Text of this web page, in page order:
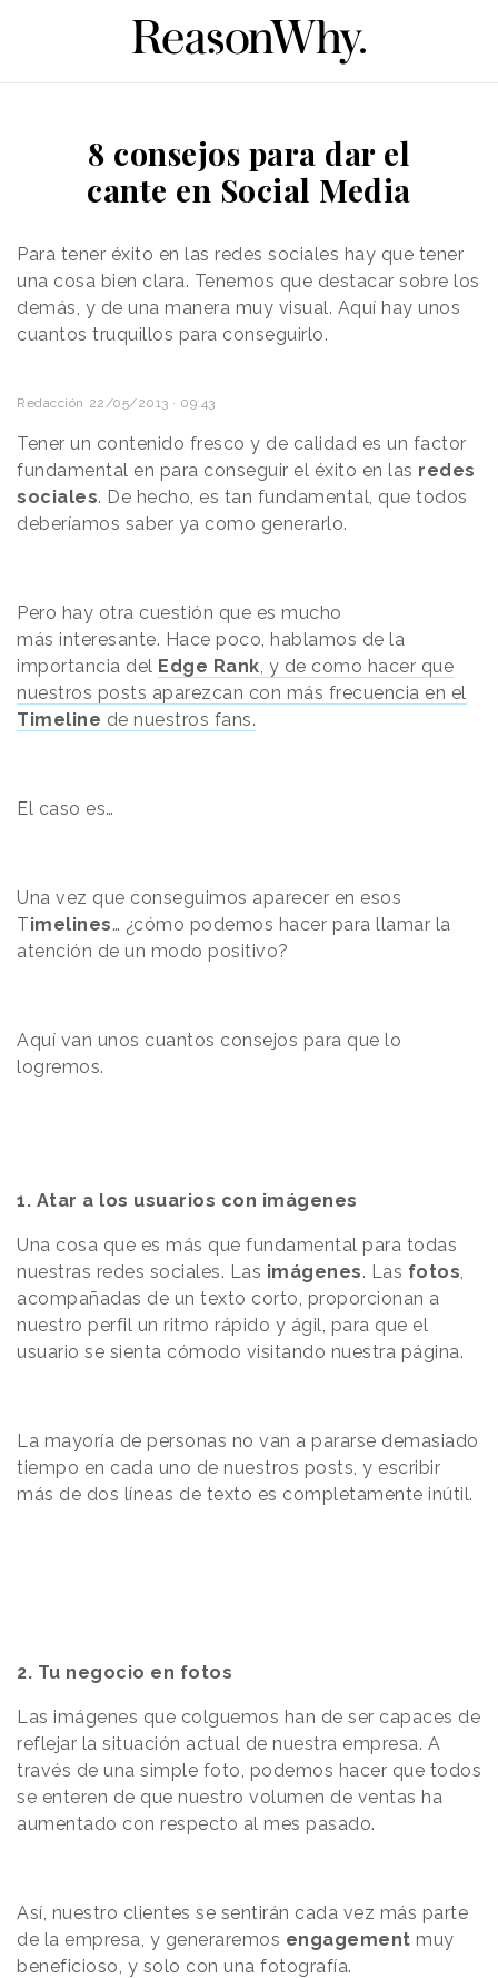
8 consejos para dar el
cante en Social Media
Para tener éxito en las redes sociales hay que tener
una cosa bien clara. Tenemos que destacar sobre los
demás, y de una manera muy visual. Aquí hay unos
cuantos truquillos para conseguirlo.
Redacción 22/05/2013 · 09:43
Tener un contenido fresco y de calidad es un factor
fundamental en para conseguir el éxito en las redes
sociales. De hecho, es tan fundamental, que todos
deberíamos saber ya como generarlo.
Pero hay otra cuestión que es mucho
más interesante. Hace poco, hablamos de la
importancia del Edge Rank , y de como hacer que
nuestros posts aparezcan con más frecuencia en el
Timeline de nuestros fans.
El caso es…
Una vez que conseguimos aparecer en esos
Timelines… ¿cómo podemos hacer para llamar la
atención de un modo positivo?
Aquí van unos cuantos consejos para que lo
logremos.
1. Atar a los usuarios con imágenes
Una cosa que es más que fundamental para todas
nuestras redes sociales. Las imágenes. Las fotos
acompañadas de un texto corto, proporcionan a
nuestro perfil un ritmo rápido y ágil, para que el
usuario se sienta cómodo visitando nuestra página.
La mayoría de personas no van a pararse demasiado
tiempo en cada uno de nuestros posts, y escribir
más de dos líneas de texto es completamente inútil.
2. Tu negocio en fotos
Las imágenes que colguemos han de ser capaces de
reflejar la situación actual de nuestra empresa. A
través de una simple foto, podemos hacer que todos
se enteren de que nuestro volumen de ventas ha
aumentado con respecto al mes pasado.
Así, nuestro clientes se sentirán cada vez más parte
de la empresa, y generaremos engagement muy
beneficioso, y solo con una fotografía.